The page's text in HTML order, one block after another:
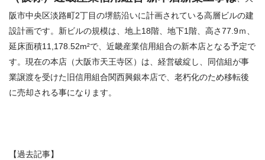
阪市中央区淡路町2丁目の堺筋沿いに計画されている高層ビルの建
設計画です。新ビルの規模は、地上18階、地下1階、高さ77.9ｍ、
延床面積11,178.52m²で、近畿産業信用組合の新本店となる予定で
す。現在の本店（大阪市天王寺区）は、経営破綻し、同信組が事
業譲渡を受けた旧信用組合関西興銀本店で、老朽化のため移転後
に売却される事になります。
【過去記事】